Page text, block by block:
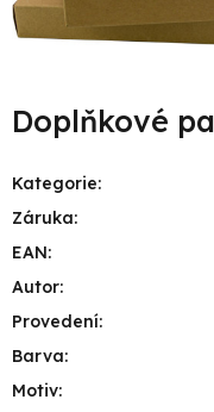
Doplňkové
Kategorie:
Záruka:
EAN:
Autor:
Provedení:
Barva:
Motiv: